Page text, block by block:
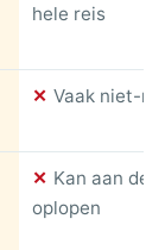
hele reis
✕ Vaak niet-
✕ Kan aan de
oplopen